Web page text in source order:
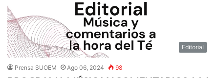
Editorial
Prensa SUOEM Ago 06, 2024 98